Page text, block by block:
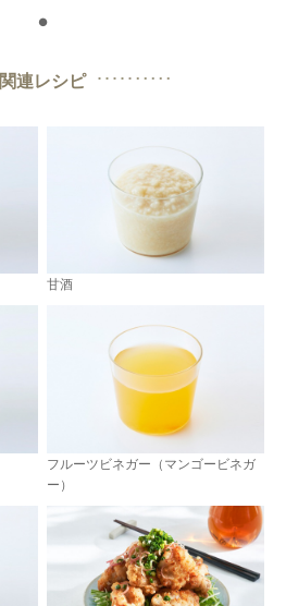
●
関連レシピ
甘酒
フルーツビネガー（マンゴービネガ
ー）